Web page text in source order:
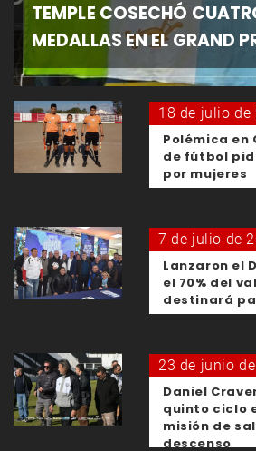
TEMPLE COSECHÓ
MEDALLAS EN EL GRAND
18 de julio de
Polémica en
de fútbol
por mujeres
7 de julio de
Lanzaron el
el 70% del
destinará
23 de junio
Daniel
quinto ciclo
misión de
descenso